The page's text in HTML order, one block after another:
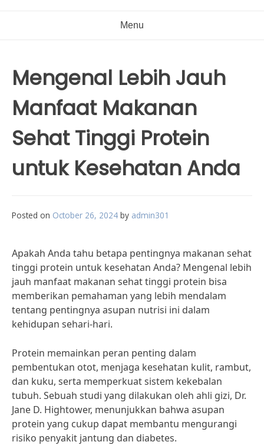
Menu
Mengenal Lebih Jauh
Manfaat Makanan
Sehat Tinggi Protein
untuk Kesehatan Anda
Posted on October 26, 2024 by admin301
Apakah Anda tahu betapa pentingnya makanan sehat
tinggi protein untuk kesehatan Anda? Mengenal lebih
jauh manfaat makanan sehat tinggi protein bisa
memberikan pemahaman yang lebih mendalam
tentang pentingnya asupan nutrisi ini dalam
kehidupan sehari-hari.
Protein memainkan peran penting dalam
pembentukan otot, menjaga kesehatan kulit, rambut,
dan kuku, serta memperkuat sistem kekebalan
tubuh. Sebuah studi yang dilakukan oleh ahli gizi, Dr.
Jane D. Hightower, menunjukkan bahwa asupan
protein yang cukup dapat membantu mengurangi
risiko penyakit jantung dan diabetes.